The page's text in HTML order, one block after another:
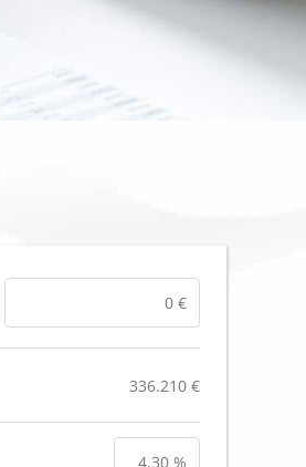
336.210 €